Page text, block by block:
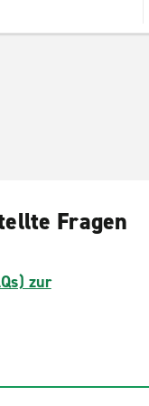
Fragen
zur